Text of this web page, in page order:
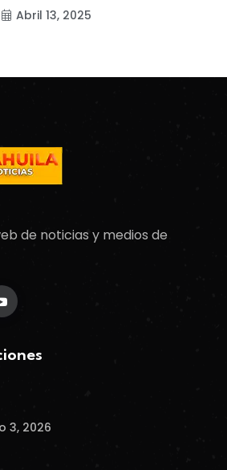
Abril 13, 2025
de noticias y medios de
3, 2026